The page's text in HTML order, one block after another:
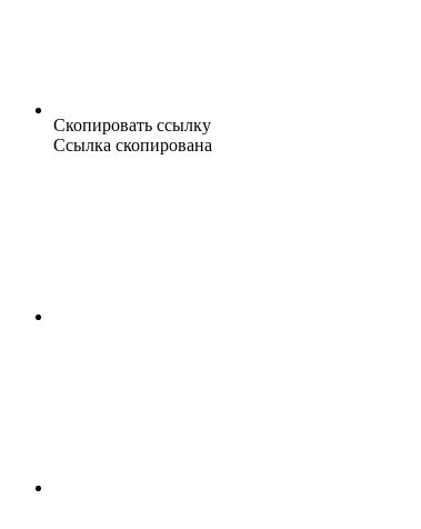
Скопировать ссылку
Ссылка скопирована